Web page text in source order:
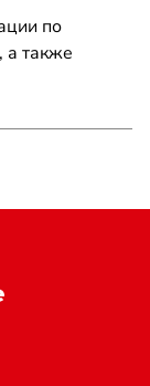
по
а также